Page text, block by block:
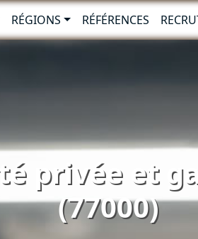
RÉGIONS RÉFÉRENCES
privée et
(77000)